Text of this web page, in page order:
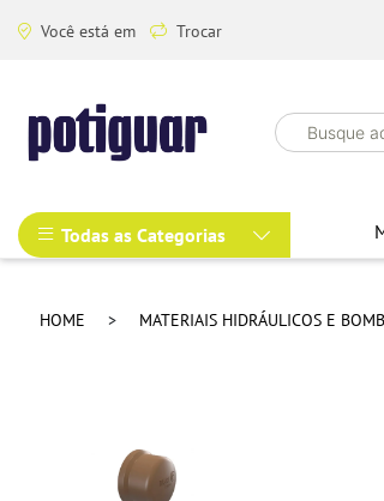
Você está em Trocar
Todas as Categorias
HOME MATERIAIS HIDRÁULICOS E